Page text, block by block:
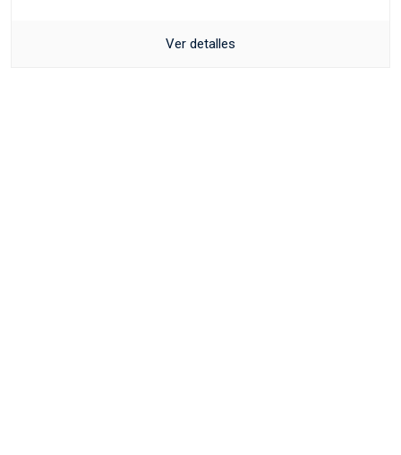
Ver detalles